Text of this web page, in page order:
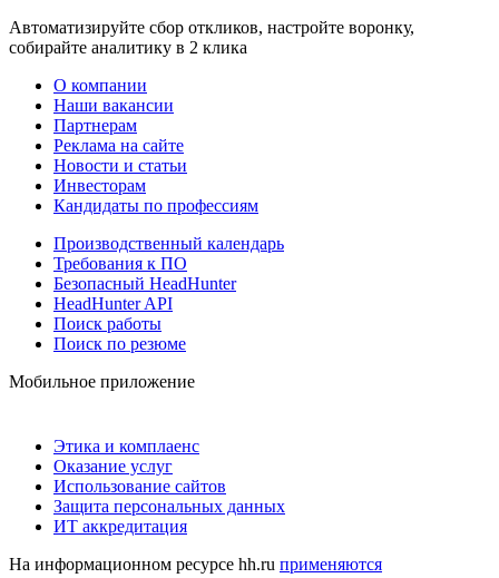
Автоматизируйте сбор откликов, настройте воронку,
собирайте аналитику в 2 клика
О компании
Наши вакансии
Партнерам
Реклама на сайте
Новости и статьи
Инвесторам
Кандидаты по профессиям
Производственный календарь
Требования к ПО
Безопасный HeadHunter
HeadHunter API
Поиск работы
Поиск по резюме
Мобильное приложение
Этика и комплаенс
Оказание услуг
Использование сайтов
Защита персональных данных
ИТ аккредитация
На информационном ресурсе hh.ru применяются